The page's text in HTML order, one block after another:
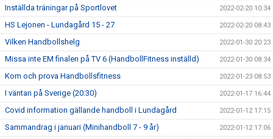
Inställda träningar på Sportlovet 2022-02-20 10:34
HS Lejonen - Lundagård 15 - 27 2022-02-20 08:43
Vilken Handbollshelg 2022-01-30 20:23
Missa inte EM finalen på TV 6 (HandbollFitness inställd) 2022-01-30 08:34
Kom och prova Handbollsfitness 2022-01-23 08:53
I väntan på Sverige (20:30) 2022-01-17 16:44
Covid information gällande handboll i Lundagård 2022-01-12 17:15
Sammandrag i januari (Minihandboll 7 - 9 år) 2022-01-12 17:06